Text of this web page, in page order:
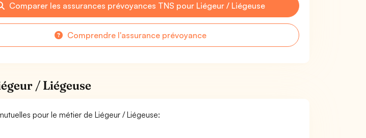
Comparer les assurances prévoyances TNS pour Liégeur / Liégeuse
Comprendre l'assurance prévoyance
/ Liégeuse
pour le métier de Liégeur / Liégeuse: